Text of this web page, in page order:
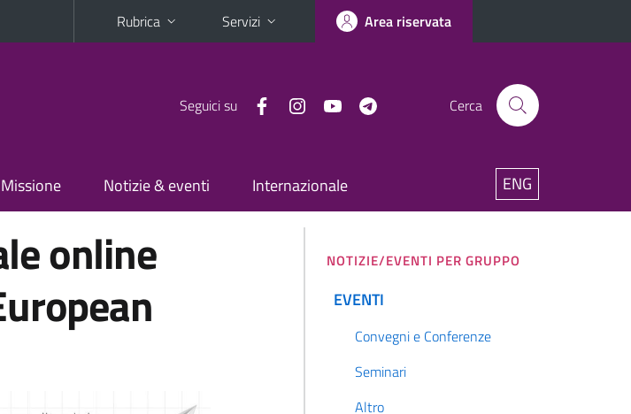
Rubrica Servizi Area riservata
Seguici su Cerca
Notizie & eventi Internazionale ENG
online
NOTIZIE/EVENTI PER GRUPPO
EVENTI
Convegni e Conferenze
Seminari
Altro